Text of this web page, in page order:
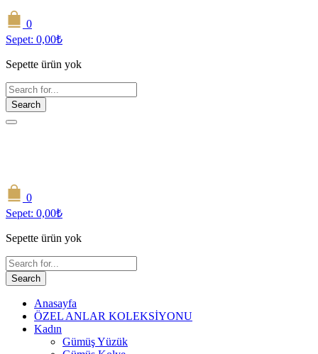
0
Sepet: 0,00₺
Sepette ürün yok
Search
0
Sepet: 0,00₺
Sepette ürün yok
Search
Anasayfa
ÖZEL ANLAR KOLEKSİYONU
Kadın
Gümüş Yüzük